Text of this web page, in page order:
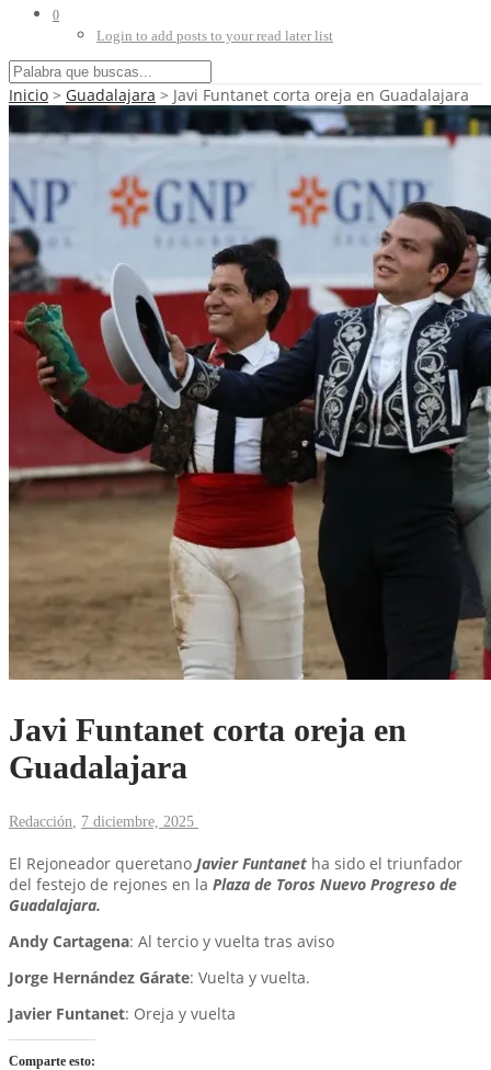
0
Login to add posts to your read later list
Inicio > Guadalajara > Javi Funtanet corta oreja en Guadalajara
Javi Funtanet corta oreja en
Guadalajara
Redacción, 7 diciembre, 2025
El Rejoneador queretano Javier Funtanet ha sido el triunfador
del festejo de rejones en la Plaza de Toros Nuevo Progreso de
Guadalajara.
Andy Cartagena: Al tercio y vuelta tras aviso
Jorge Hernández Gárate: Vuelta y vuelta.
Javier Funtanet: Oreja y vuelta
Comparte esto: